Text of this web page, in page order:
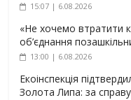
15:07 | 6.08.2026
«Не хочемо втратити
об’єднання
13:00 | 6.08.2026
Екоінспекція
Золота Липа: за справу